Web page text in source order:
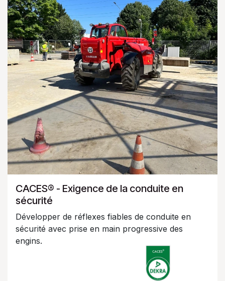
CACES® - Exigence de la conduite en
sécurité
Développer de réflexes fiables de conduite en
sécurité avec prise en main progressive des
engins.